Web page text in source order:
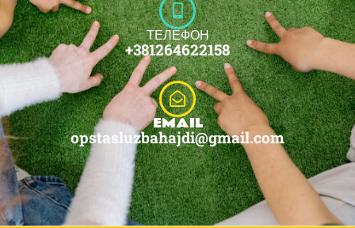
ТЕЛЕФОН
+381264622158
EMAIL
opstasluzbahajdi@gmail.com